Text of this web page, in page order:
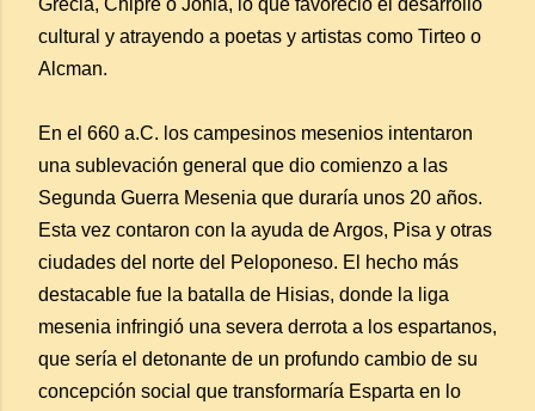
cultural y atrayendo a poetas y artistas como Tirteo o
Alcman.
En el 660 a.C. los campesinos mesenios intentaron
una sublevación general que dio comienzo a las
Segunda Guerra Mesenia que duraría unos 20 años.
Esta vez contaron con la ayuda de Argos, Pisa y otras
ciudades del norte del Peloponeso. El hecho más
destacable fue la batalla de Hisias, donde la liga
mesenia infringió una severa derrota a los espartanos,
que sería el detonante de un profundo cambio de su
concepción social que transformaría Esparta en lo